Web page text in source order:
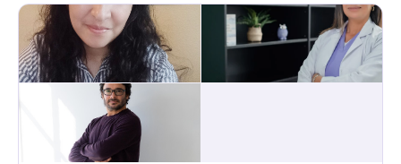
profesionales más destacadas en el abordaje profundo de la
ansiedad, la baja autoestima, la dependencia emocional y los
conflictos de pareja. Ha trabajado con pacientes en
diferentes países, acompañando procesos complejos. Su
enfoque terapéutico se diferencia por una premisa clara: no
trabaja el síntoma, trabaja la raíz que lo origina. Su
metodología interviene en tres niveles: regulación del
sistema emocional, reprocesamiento de heridas de la
infancia y reestructuración cognitiva profunda, permitiendo